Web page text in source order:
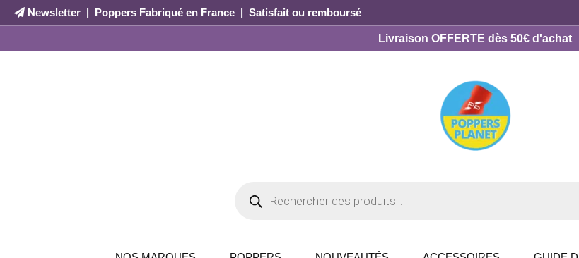
Newsletter | Poppers Fabriqué en France | Satisfait ou remboursé
Livraison OFFERTE dès 50€ d'achat